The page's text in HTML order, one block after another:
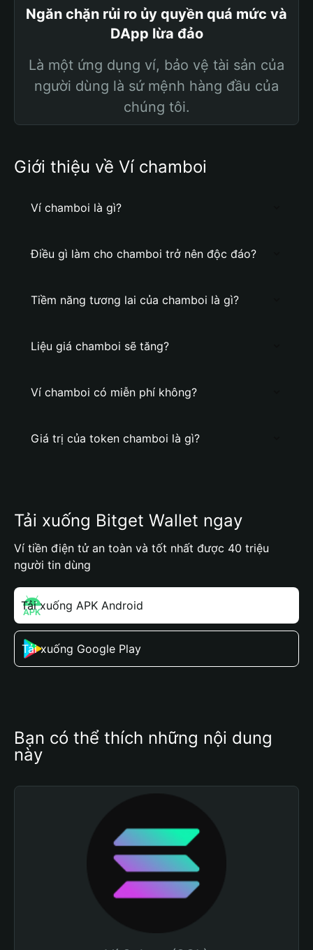
Ngăn chặn rủi ro ủy quyền quá mức và
DApp lừa đảo
Là một ứng dụng ví, bảo vệ tài sản của
người dùng là sứ mệnh hàng đầu của
chúng tôi.
Giới thiệu về Ví chamboi
Ví chamboi là gì?
Điều gì làm cho chamboi trở nên độc đáo?
Tiềm năng tương lai của chamboi là gì?
Liệu giá chamboi sẽ tăng?
Ví chamboi có miễn phí không?
Giá trị của token chamboi là gì?
Tải xuống Bitget Wallet ngay
Ví tiền điện tử an toàn và tốt nhất được 40 triệu
người tin dùng
Tải xuống APK Android
Tải xuống Google Play
Bạn có thể thích những nội dung
này